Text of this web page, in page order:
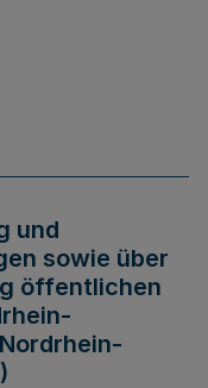
und
sowie über
öffentlichen